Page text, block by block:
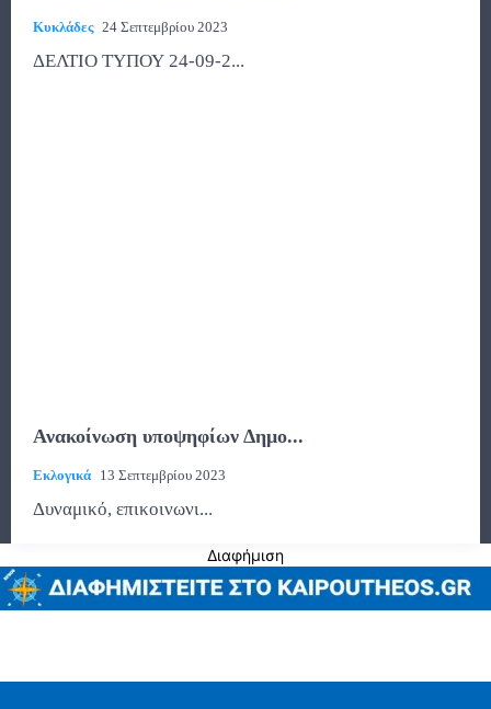
Κυκλάδες 24 Σεπτεμβρίου 2023
ΔΕΛΤΙΟ ΤΥΠΟΥ 24-09-2...
Ανακοίνωση υποψηφίων Δημο...
Εκλογικά 13 Σεπτεμβρίου 2023
Δυναμικό, επικοινωνι...
Διαφήμιση